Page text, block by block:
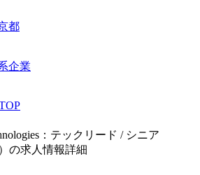
都
企業
：テックリード / シニア
の求人情報詳細